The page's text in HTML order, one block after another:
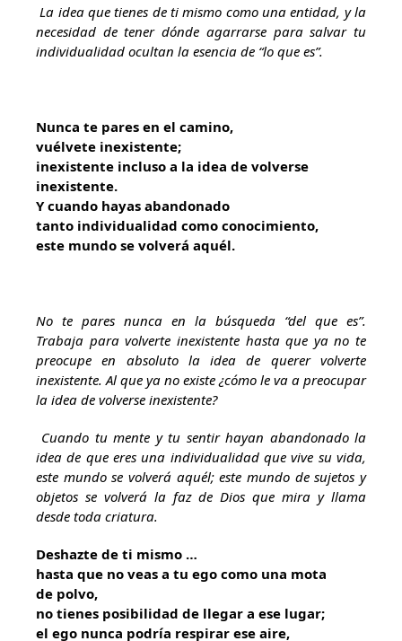
La idea que tienes de ti mismo como una entidad, y la
necesidad de tener dónde agarrarse para salvar tu
individualidad ocultan la esencia de “lo que es”.
Nunca te pares en el camino,
vuélvete inexistente;
inexistente incluso a la idea de volverse
inexistente.
Y cuando hayas abandonado
tanto individualidad como conocimiento,
este mundo se volverá aquél.
No te pares nunca en la búsqueda “del que es”.
Trabaja para volverte inexistente hasta que ya no te
preocupe en absoluto la idea de querer volverte
inexistente. Al que ya no existe ¿cómo le va a preocupar
la idea de volverse inexistente?
Cuando tu mente y tu sentir hayan abandonado la
idea de que eres una individualidad que vive su vida,
este mundo se volverá aquél; este mundo de sujetos y
objetos se volverá la faz de Dios que mira y llama
desde toda criatura.
Deshazte de ti mismo …
hasta que no veas a tu ego como una mota
de polvo,
no tienes posibilidad de llegar a ese lugar;
el ego nunca podría respirar ese aire,